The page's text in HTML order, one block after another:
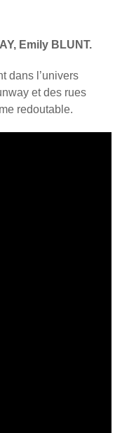
Emily BLUNT.
dans l’univers
et des rues
redoutable.